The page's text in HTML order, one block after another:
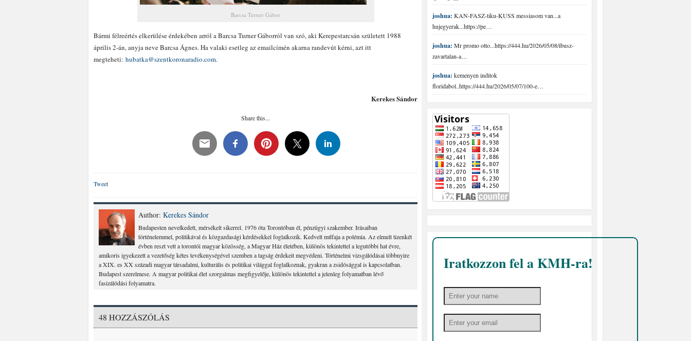
Barcsa Turner Gábor
Bármi félreértés elkerülése érdekében arról a Barcsa Turner Gáborról van szó, aki Kerepestarcsán született 1988
április 2-án, anyja neve Barcsa Ágnes. Ha valaki esetleg az emailcímén akarna randevút kérni, azt itt
megteheti: hubatka@szentkoronaradio.com.
Kerekes Sándor
Share this...
Tweet
Author: Kerekes Sándor
Budapesten nevelkedett, mérsékelt sikerrel. 1976 óta Torontóban él, pénzügyi szakember. Irásaiban
történelemmel, politikával és közgazdasági kérdésekkel foglalkozik. Kedvelt műfaja a polémia. Az elmult tizenkét
évben reszt vett a torontói magyar közösség, a Magyar Ház életében, különös tekintettel a legutóbbi hat évre,
amikoris igyekezett a vezetőség kétes tevékenységével szemben a tagság érdekeit megvédeni. Történelmi vizsgálódásai többnyire
a XIX. es XX századi magyar társadalmi, kulturális és politikai világgal foglalkoznak, gyakran a zsidósággal is kapcsolatban.
Budapest szerelmese. A magyar politikai élet szorgalmas megfigyelője, különös tekintettel a jelenleg folyamatban lévő
fasizálódási folyamatra.
48 HOZZÁSZÓLÁS
joshua: KAN-FASZ-tiku-KUSS messiasom van...a
hujegyerak...https://pe…
joshua: Mr promo otto...https://444.hu/2026/05/08/ibusz-
zavartalan-a…
joshua: kemenyen inditok
floridabol..https://444.hu/2026/05/07/100-e…
Iratkozzon fel a KMH-ra!